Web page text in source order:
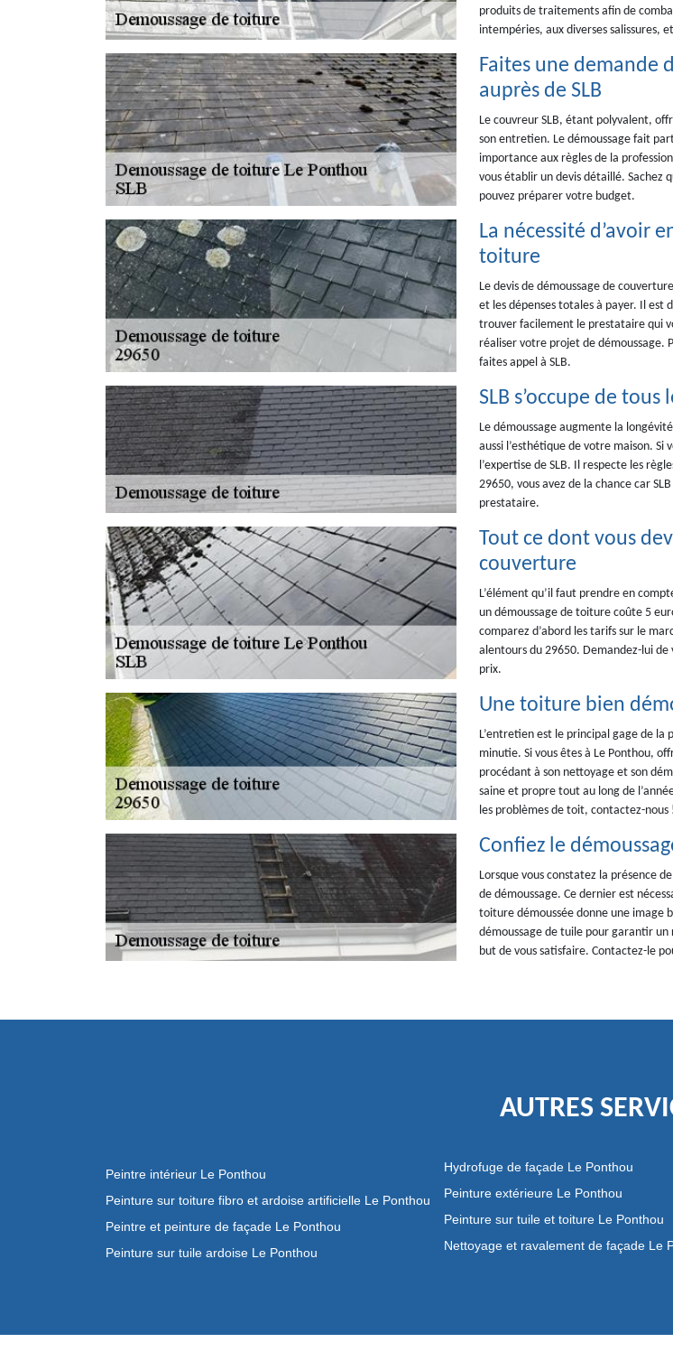
produits de traitements afin de
intempéries, aux diverses salissures,
Faites une demande
auprès de SLB
Le couvreur SLB, étant polyvalent,
son entretien. Le démoussage fait
importance aux règles de la
vous établir un devis détaillé. Sachez
pouvez préparer votre budget.
La nécessité d’avoir
toiture
Le devis de démoussage de
et les dépenses totales à payer. Il est
trouver facilement le prestataire qui
réaliser votre projet de démoussage.
faites appel à SLB.
SLB s’occupe de
Le démoussage augmente la
aussi l’esthétique de votre maison.
l’expertise de SLB. Il respecte les
29650, vous avez de la chance car
prestataire.
Tout ce dont vous
couverture
L’élément qu’il faut prendre en
un démoussage de toiture coûte 5
comparez d’abord les tarifs sur le
alentours du 29650. Demandez-lui
prix.
Une toiture bien
L’entretien est le principal gage de
minutie. Si vous êtes à Le Ponthou,
procédant à son nettoyage et son
saine et propre tout au long de
les problèmes de toit, contactez-nous !
Confiez le
Lorsque vous constatez la présence
de démoussage. Ce dernier est
toiture démoussée donne une image
démoussage de tuile pour garantir
but de vous satisfaire. Contactez-le
AUTRES
Peintre intérieur Le Ponthou
Peinture sur toiture fibro et ardoise artificielle Le Ponthou
Peintre et peinture de façade Le Ponthou
Peinture sur tuile ardoise Le Ponthou
Hydrofuge de façade Le Ponthou
Peinture extérieure Le Ponthou
Peinture sur tuile et toiture Le Ponthou
Nettoyage et ravalement de façade Le